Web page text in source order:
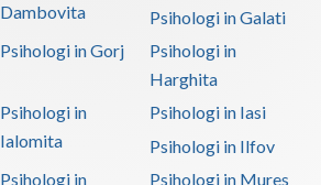
Dambovita
Psihologi in Galati
Psihologi in Gorj
Psihologi in
Harghita
Psihologi in
Ialomita
Psihologi in Iasi
Psihologi in Ilfov
Psihologi in Psihologi in Mures